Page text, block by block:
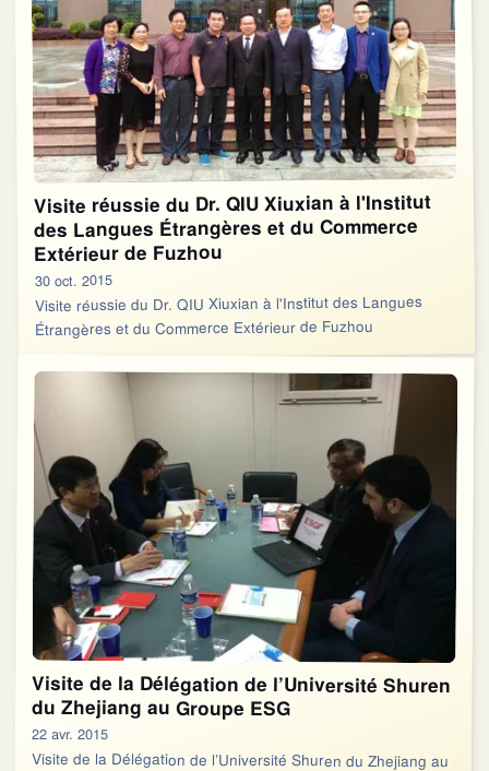
Visite réussie du Dr. QIU Xiuxian à l'Institut
des Langues Étrangères et du Commerce
Extérieur de Fuzhou
30 oct. 2015
Visite réussie du Dr. QIU Xiuxian à l'Institut des Langues
Étrangères et du Commerce Extérieur de Fuzhou
Visite de la Délégation de l’Université Shuren
du Zhejiang au Groupe ESG
22 avr. 2015
Visite de la Délégation de l’Université Shuren du Zhejiang au